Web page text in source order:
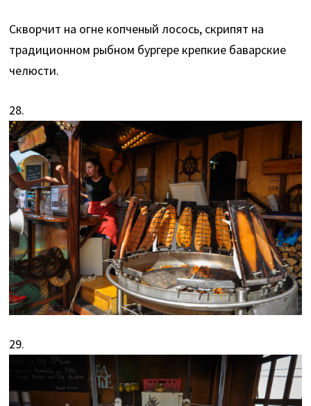
Скворчит на огне копченый лосось, скрипят на
традиционном рыбном бургере крепкие баварские
челюсти.
28.
29.